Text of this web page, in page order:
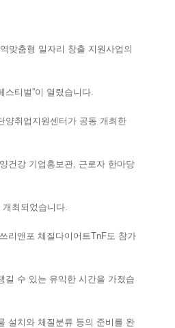
맞춤형 일자리 창출 지원사업의
스티벌”이 열렸습니다.
양취업지원센터가 공동 개최한
건강 기업홍보관, 근로자 한마당
최되었습니다.
리앤포 체질다이어트TnF도 참가
길 수 있는 유익한 시간을 가졌습
설치와 체질분류 등의 준비를 완